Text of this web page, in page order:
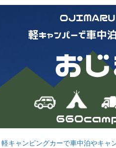
軽キャンピングカーで車中泊やキャ